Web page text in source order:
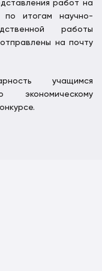
работ на
по итогам научно-
работы
на почту
учащимся
экономическому